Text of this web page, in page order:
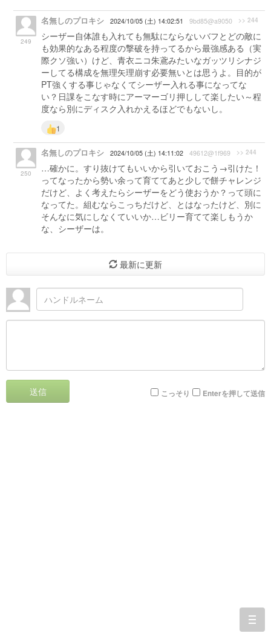
249
名無しのプロキシ 2024/10/05 (土) 14:02:51 9bd85@a9050 >> 244
シーザー自体誰も入れても無駄にならないバフとどの敵に
も効果的なある程度の撃破を持ってるから最強感ある（実
際クソ強い）けど、青衣ニコ朱鳶みたいなガッツリシナジ
ーしてる構成を無理矢理崩す必要無いとは思うよ。目的が
PT強くする事じゃなくてシーザー入れる事になってな
い？日課をこなす時にアーマーゴリ押しして楽したい～程
度なら別にディスク入れかえるほどでもないし。
1
250
名無しのプロキシ 2024/10/05 (土) 14:11:02 49612@1f969 >> 244
…確かに。すり抜けてもいいから引いておこう→引けた！
ってなったから勢い余って育ててあと少しで餅チャレンジ
だけど、よく考えたらシーザーをどう使おうか？って頭に
なってた。組むならこっちだけど、とはなったけど、別に
そんなに気にしなくていいか…ビリー育てて楽しもうか
な、シーザーは。
最新に更新
送信 こっそり Enterを押して送信